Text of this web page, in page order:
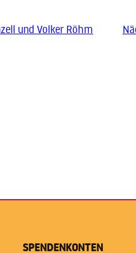
und Volker Röhm
SPENDENKONTEN